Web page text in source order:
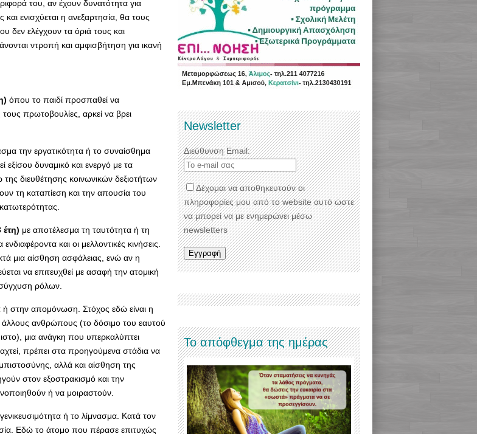
του, αν έχουν δυνατότητα για
ενισχύεται η ανεξαρτησία, θα τους
δεν ελέγχουν τα όριά τους και
ντροπή και αμφισβήτηση για ικανή
όπου το παιδί προσπαθεί να
πρωτοβουλίες, αρκεί να βρει
την εργατικότητα ή το συναίσθημα
δυναμικό και ενεργό με τα
διευθέτησης κοινωνικών δεξιοτήτων
τη καταπίεση και την απουσία του
έτη) με αποτέλεσμα τη ταυτότητα ή τη
και οι μελλοντικές κινήσεις.
μια αίσθηση ασφάλειας, ενώ αν η
να επιτευχθεί με ασαφή την ατομική
ρόλων.
ή στην απομόνωση. Στόχος εδώ είναι η
άλλους ανθρώπους (το δόσιμο του εαυτού
μια ανάγκη που υπερκαλύπτει
πρέπει στα προηγούμενα στάδια να
αλλά και αίσθηση της
στον εξοστρακισμό και την
ή να μοιραστούν.
ή το λίμνασμα. Κατά τον
Εδώ το άτομο που πέρασε επιτυχώς
Newsletter
Διεύθυνση Email:
Δέχομαι να αποθηκευτούν οι
πληροφορίες μου από το website αυτό ώστε
να μπορεί να με ενημερώνει μέσω
newsletters
Το απόφθεγμα της ημέρας